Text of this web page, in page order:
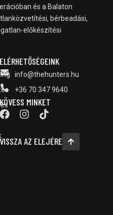
és a Balaton
bérbeadási,
előkészítési
ELÉRHETŐSÉGEINK
info@thehunters.hu
+36 70 347 9640
KÖVESS MINKET
VISSZA AZ ELEJÉRE